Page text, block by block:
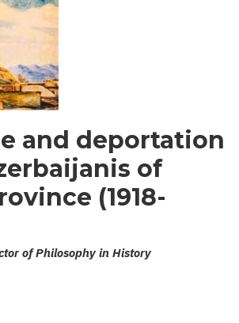
and deportation
of
(1918-
of Philosophy in History